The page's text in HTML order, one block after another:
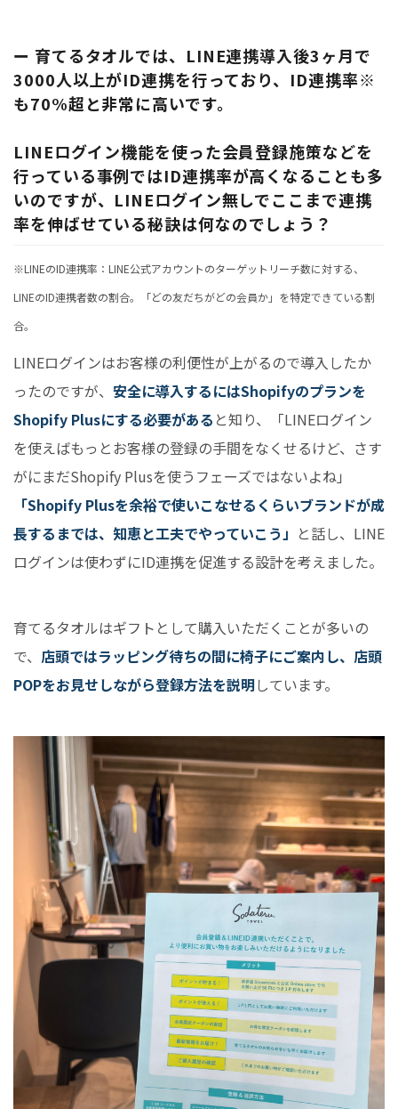
ー 育てるタオルでは、LINE連携導入後3ヶ月で
3000人以上がID連携を行っており、ID連携率※
も70%超と非常に高いです。
LINEログイン機能を使った会員登録施策などを
行っている事例ではID連携率が高くなることも多
いのですが、LINEログイン無しでここまで連携
率を伸ばせている秘訣は何なのでしょう？
※LINEのID連携率：LINE公式アカウントのターゲットリーチ数に対する、
LINEのID連携者数の割合。「どの友だちがどの会員か」を特定できている割
合。
LINEログインはお客様の利便性が上がるので導入したか
ったのですが、 安全に導入するにはShopifyのプランを
Shopify Plusにする必要がある と知り、「LINEログイン
を使えばもっとお客様の登録の手間をなくせるけど、さす
がにまだShopify Plusを使うフェーズではないよね」
「Shopify Plusを余裕で使いこなせるくらいブランドが成
長するまでは、知恵と工夫でやっていこう」 と話し、LINE
ログインは使わずにID連携を促進する設計を考えました。
育てるタオルはギフトとして購入いただくことが多いの
で、 店頭ではラッピング待ちの間に椅子にご案内し、店頭
POPをお見せしながら登録方法を説明しています。